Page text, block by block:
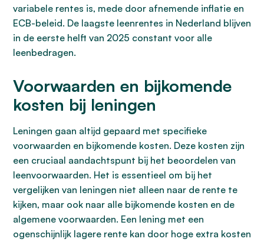
variabele rentes is, mede door afnemende inflatie en
ECB-beleid. De laagste leenrentes in Nederland blijven
in de eerste helft van 2025 constant voor alle
leenbedragen.
Voorwaarden en bijkomende
kosten bij leningen
Leningen gaan altijd gepaard met specifieke
voorwaarden en bijkomende kosten. Deze kosten zijn
een cruciaal aandachtspunt bij het beoordelen van
leenvoorwaarden. Het is essentieel om bij het
vergelijken van leningen niet alleen naar de rente te
kijken, maar ook naar alle bijkomende kosten en de
algemene voorwaarden. Een lening met een
ogenschijnlijk lagere rente kan door hoge extra kosten